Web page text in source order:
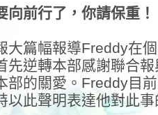
向前行了，你請保重！
大篇幅報導Freddy在
先逆轉本部感謝聯合
部的關愛。Freddy目
以此聲明表達他對此